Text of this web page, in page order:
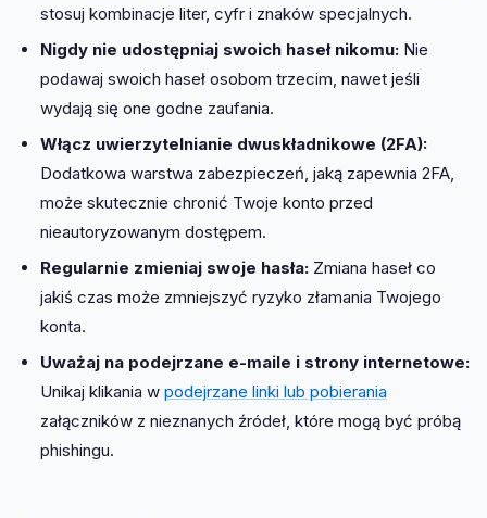
stosuj kombinacje liter, cyfr i znaków specjalnych.
Nigdy nie udostępniaj swoich haseł nikomu:Nie
podawaj swoich haseł osobom trzecim, nawet jeśli
wydają się one godne zaufania.
Włącz uwierzytelnianie dwuskładnikowe (2FA):
Dodatkowa warstwa zabezpieczeń, jaką zapewnia 2FA,
może skutecznie chronić Twoje konto przed
nieautoryzowanym dostępem.
Regularnie zmieniaj swoje hasła:Zmiana haseł co
jakiś czas może zmniejszyć ryzyko złamania Twojego
konta.
Uważaj na podejrzane e-maile i strony internetowe:
Unikaj klikania w podejrzane linki lub pobierania
załączników z nieznanych źródeł, które mogą być próbą
phishingu.